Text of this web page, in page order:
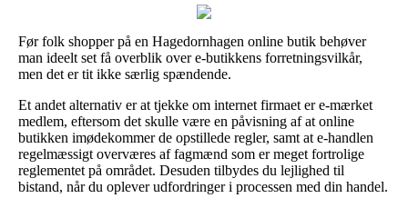
Før folk shopper på en Hagedornhagen online butik behøver
man ideelt set få overblik over e-butikkens forretningsvilkår,
men det er tit ikke særlig spændende.
Et andet alternativ er at tjekke om internet firmaet er e-mærket
medlem, eftersom det skulle være en påvisning af at online
butikken imødekommer de opstillede regler, samt at e-handlen
regelmæssigt overværes af fagmænd som er meget fortrolige
reglementet på området. Desuden tilbydes du lejlighed til
bistand, når du oplever udfordringer i processen med din handel.